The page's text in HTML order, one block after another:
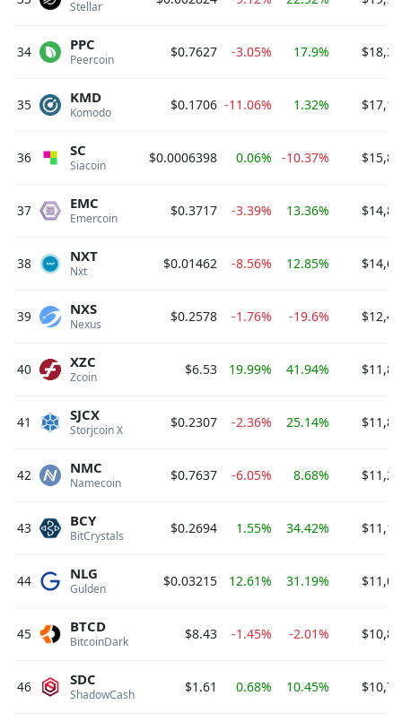
Stellar
34 Peercoin
PPC $0.7627 -3.05% 17.9%
35 Komodo
KMD $0.1706 -11.06% 1.32%
36 Siacoin
SC $0.0006398 0.06% -10.37%
37 Emercoin
EMC $0.3717 -3.39% 13.36%
38 Nxt
NXT $0.01462 -8.56% 12.85%
39 Nexus
NXS $0.2578 -1.76% -19.6%
40 Zcoin
XZC $6.53 19.99% 41.94%
41 Storjcoin X
SJCX $0.2307 -2.36% 25.14%
42 Namecoin
NMC $0.7637 -6.05% 8.68%
43 BitCrystals
BCY $0.2694 1.55% 34.42%
44 Gulden
NLG $0.03215 12.61% 31.19%
45 BitcoinDark
BTCD $8.43 -1.45% -2.01%
46 ShadowCash
SDC $1.61 0.68% 10.45%